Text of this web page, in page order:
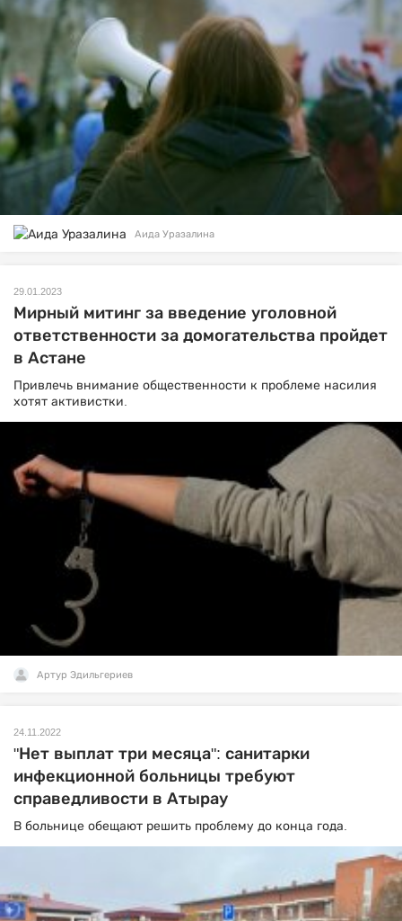
Аида Уразалина
29.01.2023
Мирный митинг за введение уголовной
ответственности за домогательства пройдет
в Астане
Привлечь внимание общественности к проблеме насилия
хотят активистки.
Артур Эдильгериев
24.11.2022
"Нет выплат три месяца": санитарки
инфекционной больницы требуют
справедливости в Атырау
В больнице обещают решить проблему до конца года.